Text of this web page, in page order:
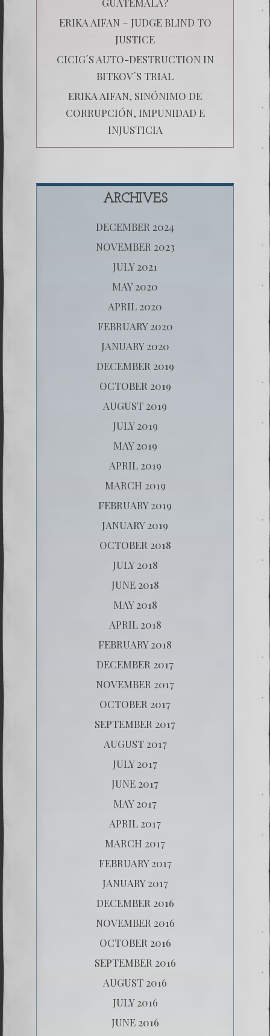
ERIKA AIFAN – JUDGE BLIND TO
JUSTICE
CICIG´S AUTO-DESTRUCTION IN
BITKOV´S TRIAL
ERIKA AIFAN, SINÓNIMO DE
CORRUPCIÓN, IMPUNIDAD E
INJUSTICIA
ARCHIVES
DECEMBER 2024
NOVEMBER 2023
JULY 2021
MAY 2020
APRIL 2020
FEBRUARY 2020
JANUARY 2020
DECEMBER 2019
OCTOBER 2019
AUGUST 2019
JULY 2019
MAY 2019
APRIL 2019
MARCH 2019
FEBRUARY 2019
JANUARY 2019
OCTOBER 2018
JULY 2018
JUNE 2018
MAY 2018
APRIL 2018
FEBRUARY 2018
DECEMBER 2017
NOVEMBER 2017
OCTOBER 2017
SEPTEMBER 2017
AUGUST 2017
JULY 2017
JUNE 2017
MAY 2017
APRIL 2017
MARCH 2017
FEBRUARY 2017
JANUARY 2017
DECEMBER 2016
NOVEMBER 2016
OCTOBER 2016
SEPTEMBER 2016
AUGUST 2016
JULY 2016
JUNE 2016